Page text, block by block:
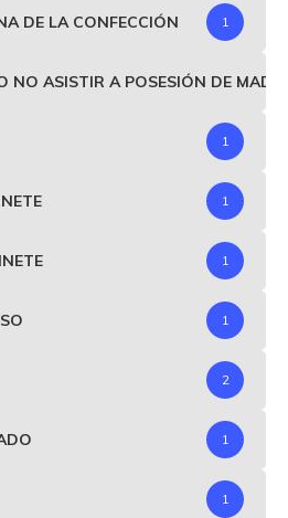
DE LA CONFECCIÓN 1
NO ASISTIR A POSESIÓN DE
1
1
1
1
2
1
1